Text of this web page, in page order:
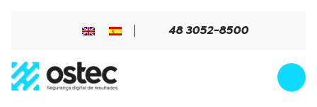
48 3052-8500